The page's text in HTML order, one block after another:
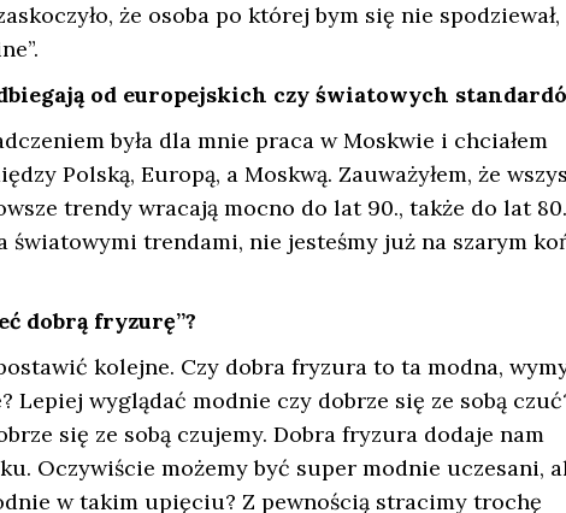
że osoba po której bym się nie spodziewał,
od europejskich czy światowych
była dla mnie praca w Moskwie i chciałem
Polską, Europą, a Moskwą. Zauważyłem, że
trendy wracają mocno do lat 90., także do lat
światowymi trendami, nie jesteśmy już na szarym
dobrą fryzurę”?
kolejne. Czy dobra fryzura to ta modna,
Lepiej wyglądać modnie czy dobrze się ze sobą
się ze sobą czujemy. Dobra fryzura dodaje nam
Oczywiście możemy być super modnie uczesani,
w takim upięciu? Z pewnością stracimy trochę